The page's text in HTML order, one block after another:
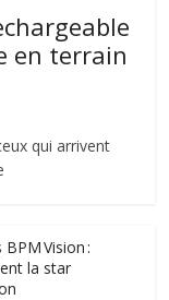
en terrain
qui arrivent
Vision :
la star